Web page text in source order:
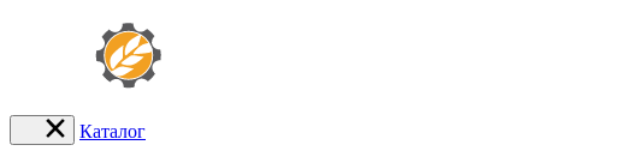
Каталог